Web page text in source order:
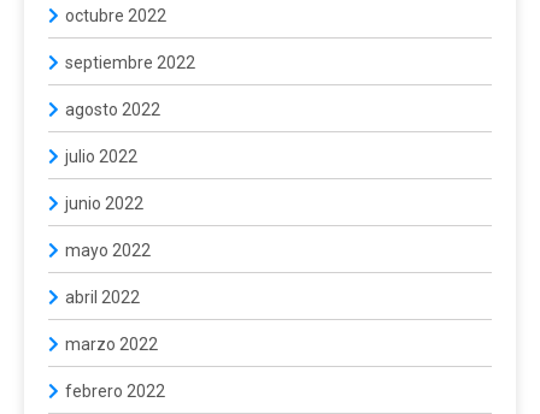
octubre 2022
septiembre 2022
agosto 2022
julio 2022
junio 2022
mayo 2022
abril 2022
marzo 2022
febrero 2022